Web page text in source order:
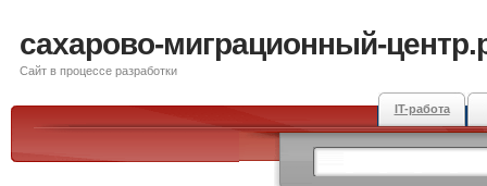
сахарово-миграционный-
Сайт в процессе разработки
IT-работа